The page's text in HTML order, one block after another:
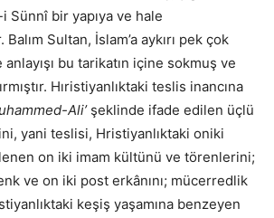
i Sünnî bir yapıya ve hale
Sultan, İslam’a aykırı pek çok
bu tarikatın içine sokmuş ve
Hıristiyanlıktaki teslis inancına
Ali’şeklinde ifade edilen üçlü
yani teslisi, Hristiyanlıktaki oniki
on iki imam kültünü ve törenlerini;
ve on iki post erkânını; mücerredlik
keşiş yaşamına benzeyen